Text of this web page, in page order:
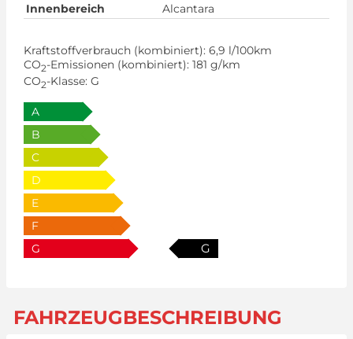
Innenbereich
Alcantara
Kraftstoffverbrauch (kombiniert): 6,9 l/100km
CO2-Emissionen (kombiniert): 181 g/km
CO2-Klasse: G
A
B
C
D
E
F
G
G
FAHRZEUGBESCHREIBUNG